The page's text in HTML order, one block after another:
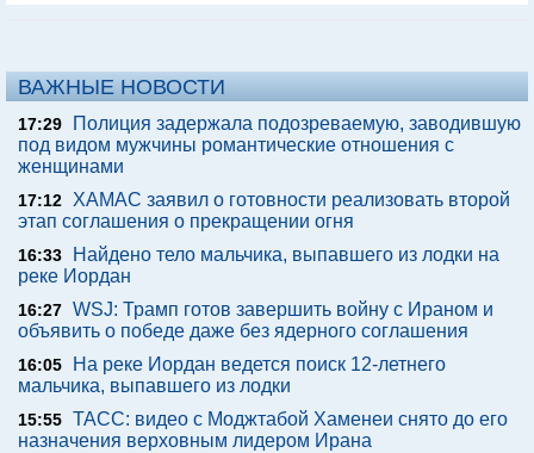
ВАЖНЫЕ НОВОСТИ
17:29
Полиция задержала подозреваемую, заводившую
под видом мужчины романтические отношения с
женщинами
17:12 ХАМАС заявил о готовности реализовать второй
этап соглашения о прекращении огня
16:33
Найдено тело мальчика, выпавшего из лодки на
реке Иордан
16:27 WSJ: Трамп готов завершить войну с Ираном и
объявить о победе даже без ядерного соглашения
16:05
На реке Иордан ведется поиск 12-летнего
мальчика, выпавшего из лодки
15:55 ТАСС: видео с Моджтабой Хаменеи снято до его
назначения верховным лидером Ирана